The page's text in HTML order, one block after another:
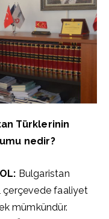
Türklerinin
nedir?
Bulgaristan
çerçevede faaliyet
mümkündür.